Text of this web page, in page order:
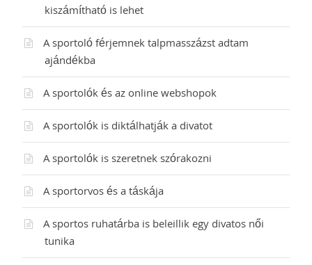
kiszámítható is lehet
A sportoló férjemnek talpmasszázst adtam
ajándékba
A sportolók és az online webshopok
A sportolók is diktálhatják a divatot
A sportolók is szeretnek szórakozni
A sportorvos és a táskája
A sportos ruhatárba is beleillik egy divatos női
tunika